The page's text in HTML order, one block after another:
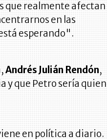
que realmente afectan
en las
esperando".
Andrés Julián Rendón,
y que Petro sería quien
en política a diario.